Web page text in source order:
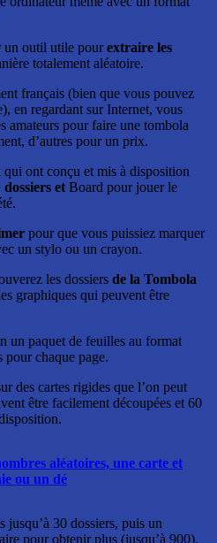
un outil utile pourextraire les
totalement aléatoire.
français (bien que vous pouvez
en regardant sur Internet, vous
amateurs pour faire une tombola
d’autres pour un prix.
ont conçu et mis à disposition
dossiers et Board pour jouer le
pour que vous puissiez marquer
un stylo ou un crayon.
les dossiers de la Tombola
graphiques qui peuvent être
un paquet de feuilles au format
pour chaque page.
des cartes rigides que l’on peut
être facilement découpées et 60
aléatoires, une carte et
ou un dé
jusqu’à 30 dossiers, puis un
pour obtenir plus (jusqu’à 900).